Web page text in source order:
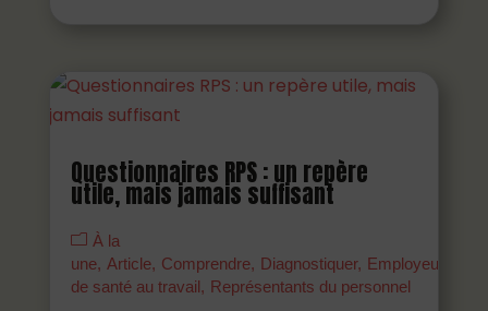
Questionnaires RPS : un repère
utile, mais jamais suffisant
À la
une
Article Comprendre Diagnostiquer Employeurs
de santé au travail
Représentants du personnel